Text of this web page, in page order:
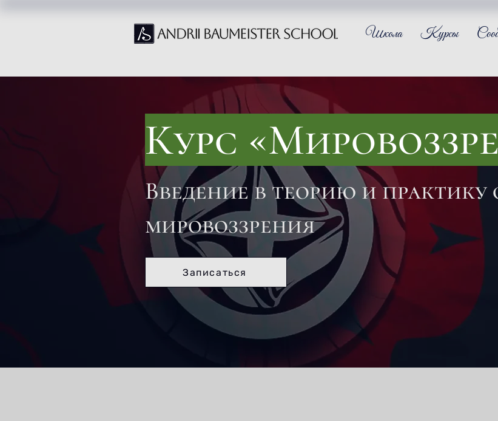
Школа Курсы
Курс
Введение в теорию и практику
мировоззрения
Записаться